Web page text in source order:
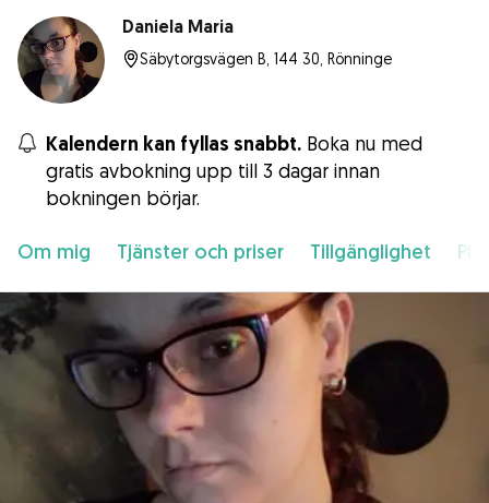
Daniela Maria
Säbytorgsvägen B, 144 30, Rönninge
Kalendern kan fyllas snabbt. Boka nu med
gratis avbokning upp till 3 dagar innan
bokningen börjar.
Om mig Tjänster och priser Tillgänglighet